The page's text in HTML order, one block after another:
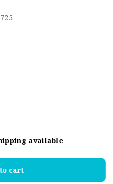
available
cart